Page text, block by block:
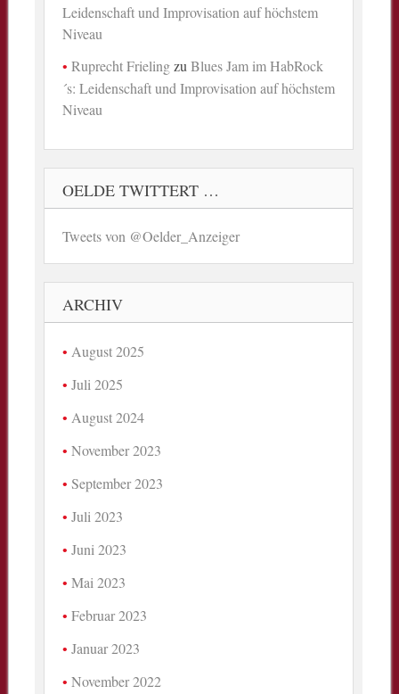
Leidenschaft und Improvisation auf höchstem
Niveau
Ruprecht FrielingzuBlues Jam im HabRock
´s: Leidenschaft und Improvisation auf höchstem
Niveau
OELDE TWITTERT …
Tweets von @Oelder_Anzeiger
ARCHIV
August 2025
Juli 2025
August 2024
November 2023
September 2023
Juli 2023
Juni 2023
Mai 2023
Februar 2023
Januar 2023
November 2022